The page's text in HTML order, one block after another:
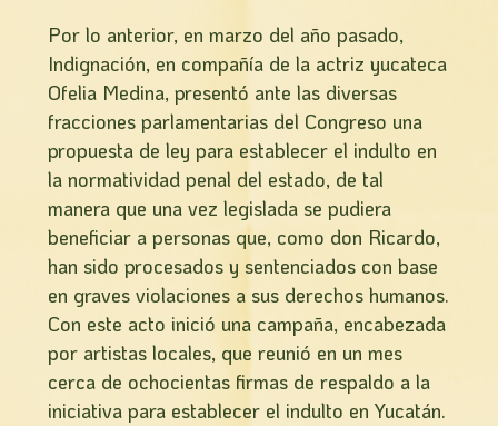
Por lo anterior, en marzo del año pasado,
Indignación, en compañí­a de la actriz yucateca
Ofelia Medina, presentó ante las diversas
fracciones parlamentarias del Congreso una
propuesta de ley para establecer el indulto en
la normatividad penal del estado, de tal
manera que una vez legislada se pudiera
beneficiar a personas que, como don Ricardo,
han sido procesados y sentenciados con base
en graves violaciones a sus derechos humanos.
Con este acto inició una campaña, encabezada
por artistas locales, que reunió en un mes
cerca de ochocientas firmas de respaldo a la
iniciativa para establecer el indulto en Yucatán.